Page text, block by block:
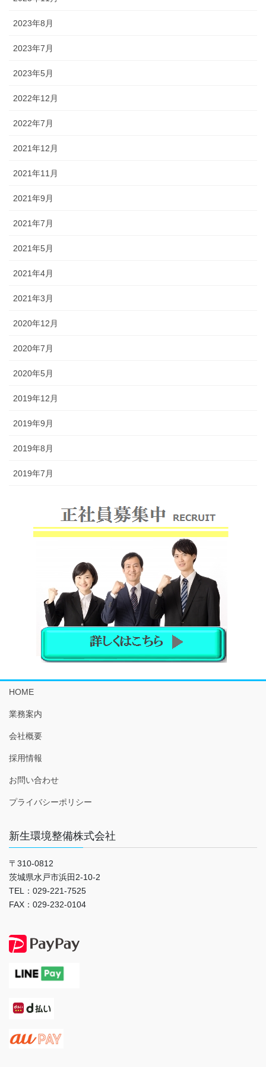
2023年8月
2023年7月
2023年5月
2022年12月
2022年7月
2021年12月
2021年11月
2021年9月
2021年7月
2021年5月
2021年4月
2021年3月
2020年12月
2020年7月
2020年5月
2019年12月
2019年9月
2019年8月
2019年7月
HOME
業務案内
会社概要
採用情報
お問い合わせ
プライバシーポリシー
新生環境整備株式会社
〒310-0812
茨城県水戸市浜田2-10-2
TEL：029-221-7525
FAX：029-232-0104